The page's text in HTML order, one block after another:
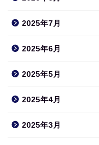
2025年7月
2025年6月
2025年5月
2025年4月
2025年3月